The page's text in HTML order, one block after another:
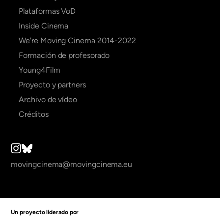
Plataformas VoD
Inside Cinema
We're Moving Cinema 2014-2022
Formación de profesorado
Young4Film
Proyecto y partners
Archivo de vídeo
Créditos
movingcinema@movingcinema.eu
Un proyecto liderado por